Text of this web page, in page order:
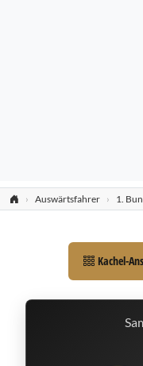
Auswärtsfahrer 1.
Kachel-